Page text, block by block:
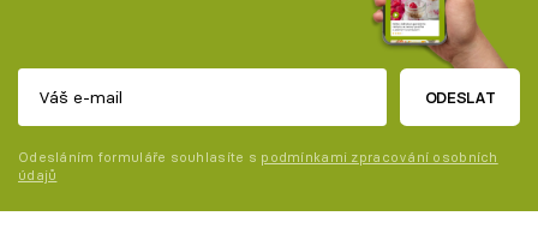
ODESLAT
Odesláním formuláře souhlasíte s podmínkami zpracování osobních
údajů